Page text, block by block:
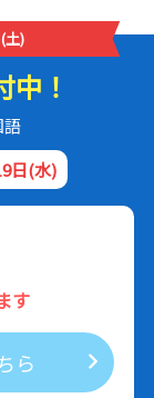
土)
！
語
日(水)
す
ら